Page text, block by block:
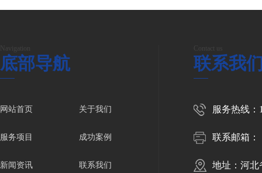
底部导航
网站首页 关于我们
服务项目 成功案例
新闻资讯 联系我们
联系我
服务热线：
联系邮箱：
地址：河北